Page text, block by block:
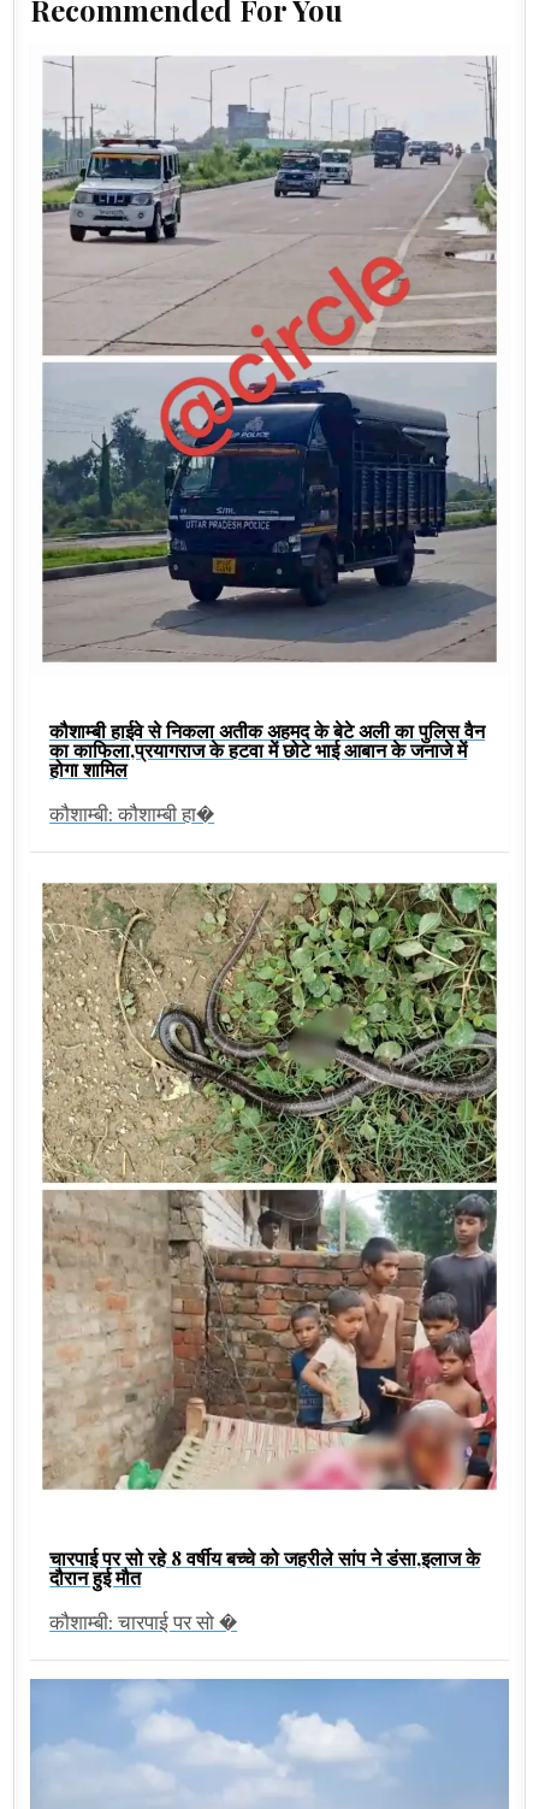
Recommended For You
कौशाम्बी हाईवे से निकला अतीक अहमद के बेटे अली का पुलिस वैन
का काफिला,प्रयागराज के हटवा में छोटे भाई आबान के जनाजे में
होगा शामिल
कौशाम्बी: कौशाम्बी हा�
चारपाई पर सो रहे 8 वर्षीय बच्चे को जहरीले सांप ने डंसा,इलाज के
दौरान हुई मौत
कौशाम्बी: चारपाई पर सो �